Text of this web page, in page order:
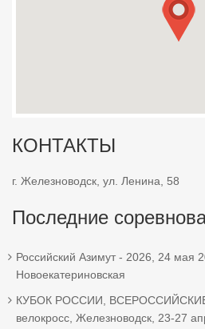
КОНТАКТЫ
г. Железноводск, ул. Ленина, 58
Последние
Российский Азимут - 2026, 24 мая
Новоекатериновская
КУБОК РОССИИ,
велокросс, Железноводск, 23-27